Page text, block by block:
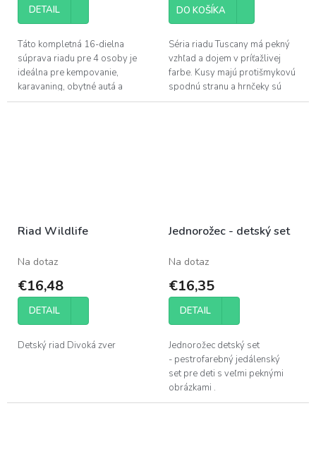
DETAIL
Táto kompletná 16-dielna
súprava riadu pre 4 osoby je
ideálna pre kempovanie,
karavaning, obytné autá a
najmä lode, kde je stabilita
DO KOŠÍKA
Séria riadu Tuscany má pekný
vzhľad a dojem v príťažlivej
farbe. Kusy majú protišmykovú
spodnú stranu a hrnčeky sú
vyrobené z Resylinu.
Riad Wildlife
Na dotaz
€16,48
DETAIL
Detský riad Divoká zver
Jednorožec - detský set
Na dotaz
€16,35
DETAIL
Jednorožec detský set
- pestrofarebný jedálenský
set pre deti s veľmi peknými
obrázkami .